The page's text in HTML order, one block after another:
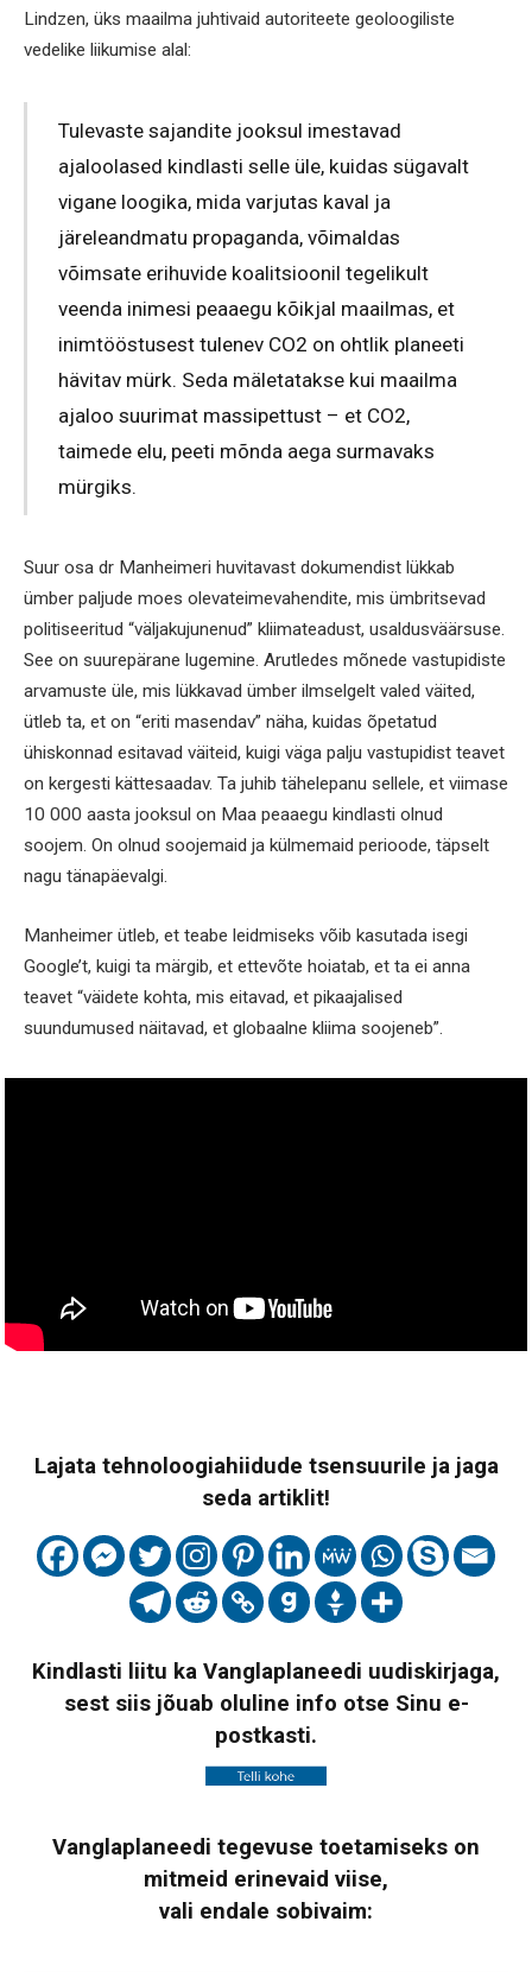
Lindzen, üks maailma juhtivaid autoriteete geoloogiliste
vedelike liikumise alal:
Tulevaste sajandite jooksul imestavad
ajaloolased kindlasti selle üle, kuidas sügavalt
vigane loogika, mida varjutas kaval ja
järeleandmatu propaganda, võimaldas
võimsate erihuvide koalitsioonil tegelikult
veenda inimesi peaaegu kõikjal maailmas, et
inimtööstusest tulenev CO2 on ohtlik planeeti
hävitav mürk. Seda mäletatakse kui maailma
ajaloo suurimat massipettust – et CO2,
taimede elu, peeti mõnda aega surmavaks
mürgiks.
Suur osa dr Manheimeri huvitavast dokumendist lükkab
ümber paljude moes olevateimevahendite, mis ümbritsevad
politiseeritud “väljakujunenud” kliimateadust, usaldusväärsuse.
See on suurepärane lugemine. Arutledes mõnede vastupidiste
arvamuste üle, mis lükkavad ümber ilmselgelt valed väited,
ütleb ta, et on “eriti masendav” näha, kuidas õpetatud
ühiskonnad esitavad väiteid, kuigi väga palju vastupidist teavet
on kergesti kättesaadav. Ta juhib tähelepanu sellele, et viimase
10 000 aasta jooksul on Maa peaaegu kindlasti olnud
soojem. On olnud soojemaid ja külmemaid perioode, täpselt
nagu tänapäevalgi.
Manheimer ütleb, et teabe leidmiseks võib kasutada isegi
Google’t, kuigi ta märgib, et ettevõte hoiatab, et ta ei anna
teavet “väidete kohta, mis eitavad, et pikaajalised
suundumused näitavad, et globaalne kliima soojeneb”.
Lajata tehnoloogiahiidude tsensuurile ja jaga
seda artiklit!
Kindlasti liitu ka Vanglaplaneedi uudiskirjaga,
sest siis jõuab oluline info otse Sinu e-
postkasti.
Vanglaplaneedi tegevuse toetamiseks on
mitmeid erinevaid viise,
vali endale sobivaim: